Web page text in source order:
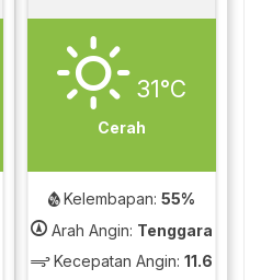
31°C
Cerah
Kelembapan: 55%
Arah Angin: Tenggara
Kecepatan Angin: 11.6